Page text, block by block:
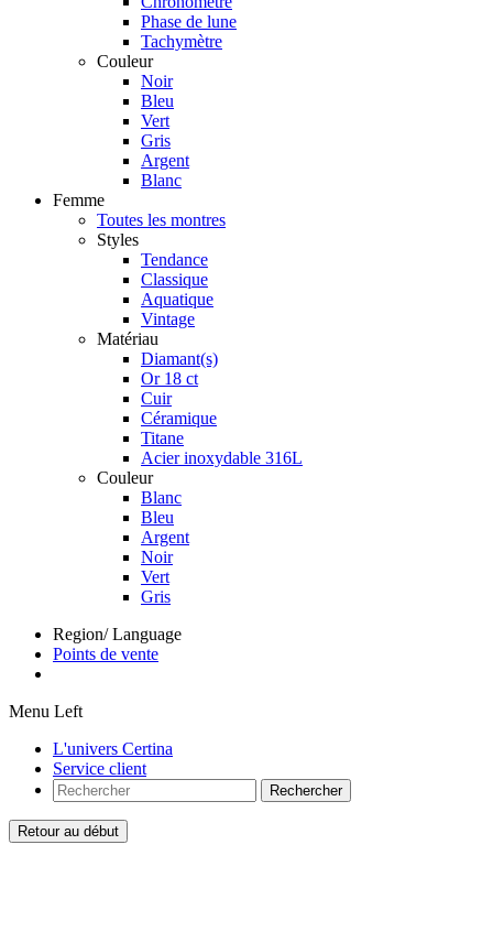
Phase de lune
Tachymètre
Couleur
Noir
Bleu
Vert
Gris
Argent
Blanc
Femme
Toutes les montres
Styles
Tendance
Classique
Aquatique
Vintage
Matériau
Diamant(s)
Or 18 ct
Cuir
Céramique
Titane
Acier inoxydable 316L
Couleur
Blanc
Bleu
Argent
Noir
Vert
Gris
Region/ Language
Points de vente
Menu Left
L'univers Certina
Service client
Rechercher
Retour au début